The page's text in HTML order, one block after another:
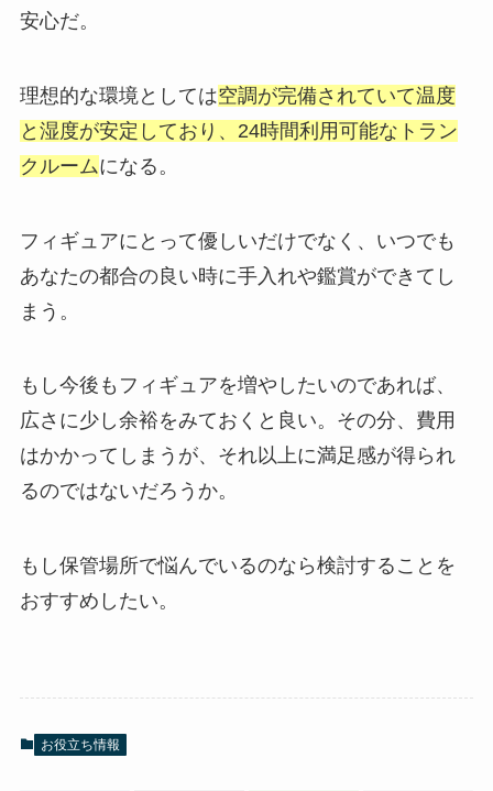
安心だ。
理想的な環境としては空調が完備されていて温度
と湿度が安定しており、24時間利用可能なトラン
クルームになる。
フィギュアにとって優しいだけでなく、いつでも
あなたの都合の良い時に手入れや鑑賞ができてし
まう。
もし今後もフィギュアを増やしたいのであれば、
広さに少し余裕をみておくと良い。その分、費用
はかかってしまうが、それ以上に満足感が得られ
るのではないだろうか。
もし保管場所で悩んでいるのなら検討することを
おすすめしたい。
お役立ち情報